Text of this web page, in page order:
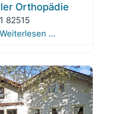
Orthopädie
82515
Weiterlesen …